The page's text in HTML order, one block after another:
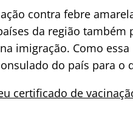
contra febre
da região
imigração. Como
do país para o
certificado de